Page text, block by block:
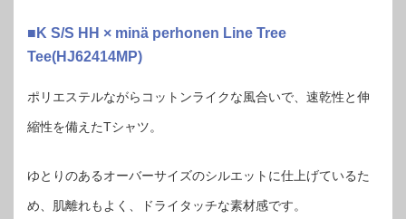
■K S/S HH × minä perhonen Line Tree
Tee(HJ62414MP)
ポリエステルながらコットンライクな風合いで、速乾性と伸
縮性を備えたTシャツ。
ゆとりのあるオーバーサイズのシルエットに仕上げているた
め、肌離れもよく、ドライタッチな素材感です。